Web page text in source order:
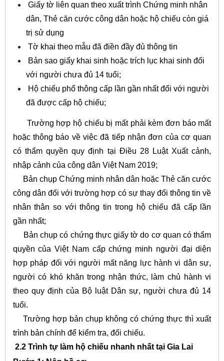
Giấy tờ liên quan theo xuất trình Chứng minh nhân
dân, Thẻ căn cước công dân hoặc hộ chiếu còn giá
trị sử dụng
Tờ khai theo mẫu đã điền đầy đủ thông tin
Bản sao giấy khai sinh hoặc trích lục khai sinh đối
với người chưa đủ 14 tuổi;
Hộ chiếu phổ thông cấp lần gần nhất đối với người
đã được cấp hộ chiếu;
Trường hợp hộ chiếu bị mất phải kèm đơn báo mất
hoặc thông báo về việc đã tiếp nhận đơn của cơ quan
có thẩm quyền quy định tại Điều 28 Luật Xuất cảnh,
nhập cảnh của công dân Việt Nam 2019;
Bản chụp Chứng minh nhân dân hoặc Thẻ căn cước
công dân đối với trường hợp có sự thay đổi thông tin về
nhân thân so với thông tin trong hộ chiếu đã cấp lần
gần nhất;
Bản chụp có chứng thực giấy tờ do cơ quan có thẩm
quyền của Việt Nam cấp chứng minh người đại diện
hợp pháp đối với người mất năng lực hành vi dân sự,
người có khó khăn trong nhận thức, làm chủ hành vi
theo quy định của Bộ luật Dân sự, người chưa đủ 14
tuổi.
Trường hợp bản chụp không có chứng thực thì xuất
trình bản chính để kiểm tra, đối chiếu.
2.2 Trình tự làm hộ chiếu nhanh nhất tại Gia Lai